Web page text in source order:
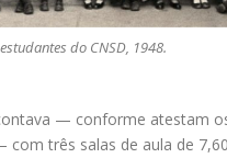
do CNSD, 1948.
— conforme atestam
com três salas de aula de